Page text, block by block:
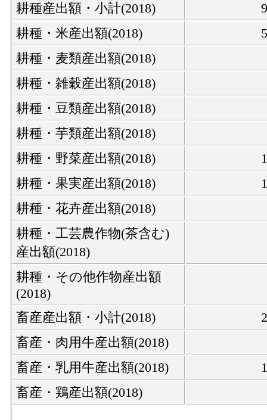
耕種産出額・小計(2018)
耕種・米産出額(2018)
耕種・麦類産出額(2018)
耕種・雑穀産出額(2018)
耕種・豆類産出額(2018)
耕種・芋類産出額(2018)
耕種・野菜産出額(2018)
耕種・果実産出額(2018)
耕種・花卉産出額(2018)
耕種・工芸農作物(茶含む)
産出額(2018)
耕種・その他作物産出額
(2018)
畜産産出額・小計(2018)
畜産・肉用牛産出額(2018)
畜産・乳用牛産出額(2018)
畜産・鶏産出額(2018)